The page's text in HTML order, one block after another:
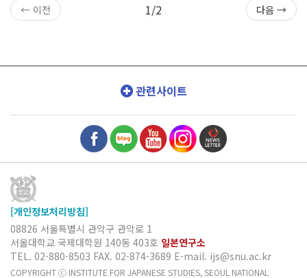
← 이전 1/2 다음 →
관련사이트
[개인정보처리방침]
08826 서울특별시 관악구 관악로 1
서울대학교 국제대학원 140동 403호 일본연구소
TEL. 02-880-8503 FAX. 02-874-3689 E-mail. ijs@snu.ac.kr
COPYRIGHT ⓒ INSTITUTE FOR JAPANESE STUDIES, SEOUL NATIONAL